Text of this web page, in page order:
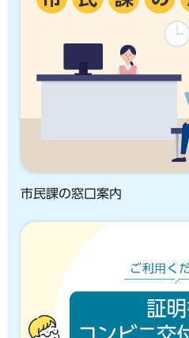
市民課の窓口案内